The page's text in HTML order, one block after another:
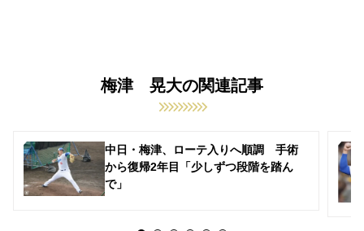
梅津 晃大の関連記事
中日・梅津、ローテ入りへ順調 手術
から復帰2年目「少しずつ段階を踏ん
で」